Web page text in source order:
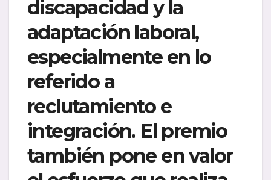
discapacidad y la
adaptación laboral,
especialmente en lo
referido a
reclutamiento e
integración. El premio
también pone en valor